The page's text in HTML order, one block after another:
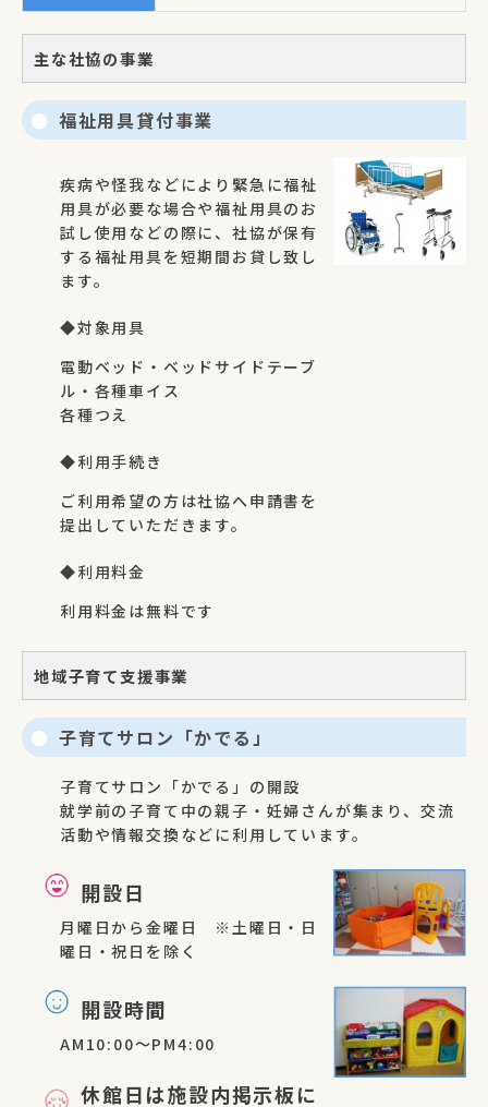
主な社協の事業
福祉用具貸付事業
疾病や怪我などにより緊急に福祉
用具が必要な場合や福祉用具のお
試し使用などの際に、社協が保有
する福祉用具を短期間お貸し致し
ます。
◆対象用具
電動ベッド・ベッドサイドテーブ
ル・各種車イス
各種つえ
◆利用手続き
ご利用希望の方は社協へ申請書を
提出していただきます。
◆利用料金
利用料金は無料です
地域子育て支援事業
子育てサロン「かでる」
子育てサロン「かでる」の開設
就学前の子育て中の親子・妊婦さんが集まり、交流
活動や情報交換などに利用しています。
開設日
月曜日から金曜日 ※土曜日・日
曜日・祝日を除く
開設時間
AM10:00〜PM4:00
休館日は施設内掲示板に